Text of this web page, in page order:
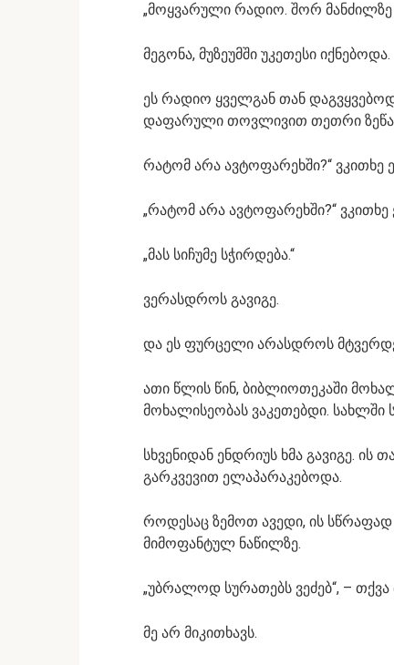
„მოყვარული რადიო. შორ მანძილზე
მეგონა, მუზეუმში უკეთესი
ეს რადიო ყველგან თან
დაფარული თოვლივით თეთრი
რატომ არა ავტოფარეხში?“
„რატომ არა ავტოფარეხში?“
„მას სიჩუმე სჭირდება.“
ვერასდროს გავიგე.
და ეს ფურცელი არასდროს
ათი წლის წინ, ბიბლიოთეკაში
მოხალისეობას ვაკეთებდი. სახლში
სხვენიდან ენდრიუს ხმა გავიგე.
გარკვევით ელაპარაკებოდა.
როდესაც ზემოთ ავედი, ის
მიმოფანტულ ნაწილზე.
„უბრალოდ სურათებს ვეძებ“, –
მე არ მიკითხავს.